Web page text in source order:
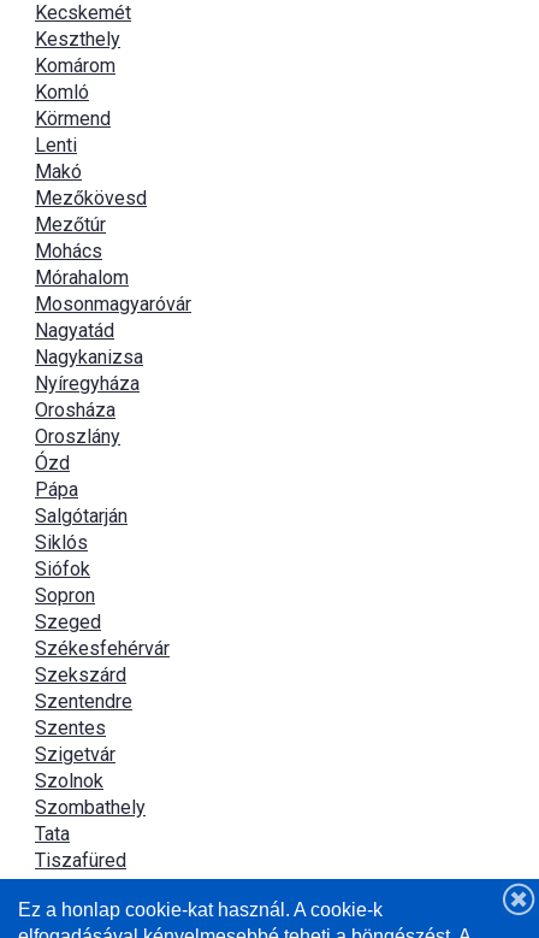
Kecskemét
Keszthely
Komárom
Komló
Körmend
Lenti
Makó
Mezőkövesd
Mezőtúr
Mohács
Mórahalom
Mosonmagyaróvár
Nagyatád
Nagykanizsa
Nyíregyháza
Orosháza
Oroszlány
Ózd
Pápa
Salgótarján
Siklós
Siófok
Sopron
Szeged
Székesfehérvár
Szekszárd
Szentendre
Szentes
Szigetvár
Szolnok
Szombathely
Tata
Tiszafüred
Újszász
Ez a honlap cookie-kat használ. A cookie-k